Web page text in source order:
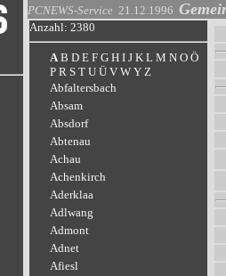
PCNEWS-Service 21.12.1996
Anzahl: 2380
A B D E F G H I J K L M N O Ö
P R S T U Ü V W Y Z
Abfaltersbach
Absam
Absdorf
Abtenau
Achau
Achenkirch
Aderklaa
Adlwang
Admont
Adnet
Afiesl